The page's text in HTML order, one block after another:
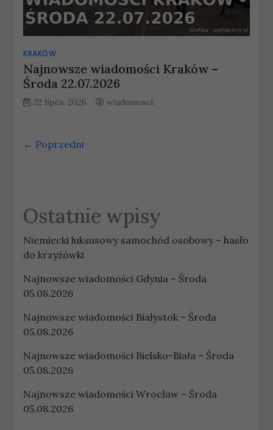
KRAKÓW
Najnowsze wiadomości Kraków –
Środa 22.07.2026
22 lipca, 2026 wiadomosci
← Poprzedni
Ostatnie wpisy
Niemiecki luksusowy samochód osobowy – hasło
do krzyżówki
Najnowsze wiadomości Gdynia – Środa
05.08.2026
Najnowsze wiadomości Białystok – Środa
05.08.2026
Najnowsze wiadomości Bielsko-Biała – Środa
05.08.2026
Najnowsze wiadomości Wrocław – Środa
05.08.2026